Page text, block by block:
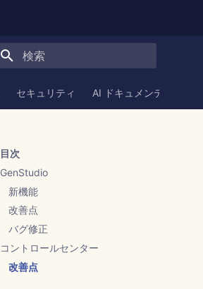
セキュリティ AI ドキュメンテーション
目次
GenStudio
新機能
改善点
バグ修正
コントロールセンター
改善点